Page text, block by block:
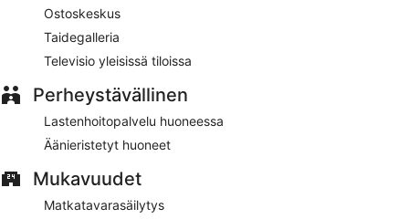
päivä klo 7.00–10.30.
The Roof Milano
paikallinen ja kansainvälinen keittiö. Ravintola tarjoilee
Huonepalvelu (rajoitettuina aikoina) on käytettävissä.
Ostoskeskus
Taidegalleria
Televisio yleisissä tiloissa
Perheystävällinen
Lastenhoitopalvelu huoneessa
Äänieristetyt huoneet
Mukavuudet
Matkatavarasäilytys